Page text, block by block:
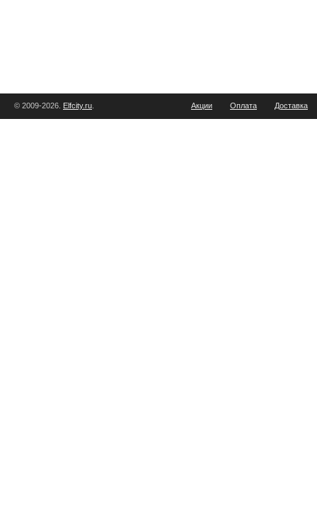
© 2009-2026. Elfcity.ru Акции Оплата Доставка